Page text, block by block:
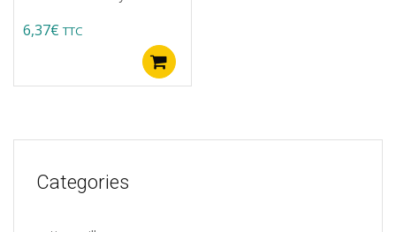
6,37€ TTC
Categories